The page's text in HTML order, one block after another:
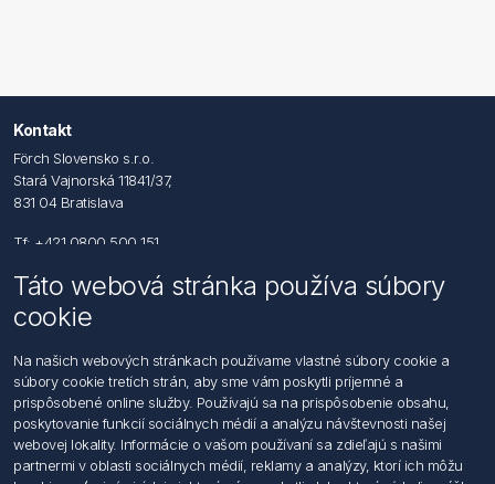
Kontakt
Förch Slovensko s.r.o.
Stará Vajnorská 11841/37,
831 04 Bratislava
Tf: +421 0800 500 151
Email: office@foerch.sk
Kontaktujte nás
Informácie
Imprint
Vyhlásenie k ochrane údajov
Všeobecné dodacie a obchodné podmienky
Táto webová stránka používa súbory
cookie
Na našich webových stránkach používame vlastné súbory cookie a
súbory cookie tretích strán, aby sme vám poskytli príjemné a
prispôsobené online služby. Používajú sa na prispôsobenie obsahu,
poskytovanie funkcií sociálnych médií a analýzu návštevnosti našej
webovej lokality. Informácie o vašom používaní sa zdieľajú s našimi
partnermi v oblasti sociálnych médií, reklamy a analýzy, ktorí ich môžu